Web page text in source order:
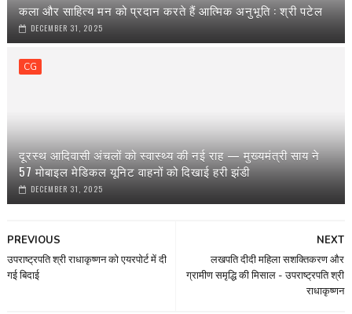
कला और साहित्य मन को प्रदान करते हैं आत्मिक अनुभूति : श्री पटेल
DECEMBER 31, 2025
CG
दूरस्थ आदिवासी अंचलों को स्वास्थ्य की नई राह — मुख्यमंत्री साय ने
57 मोबाइल मेडिकल यूनिट वाहनों को दिखाई हरी झंडी
DECEMBER 31, 2025
NEXT
लखपति दीदी महिला सशक्तिकरण और
ग्रामीण समृद्धि की मिसाल - उपराष्ट्रपति श्री
राधाकृष्णन
PREVIOUS
उपराष्ट्रपति श्री राधाकृष्णन को एयरपोर्ट में दी
गई बिदाई